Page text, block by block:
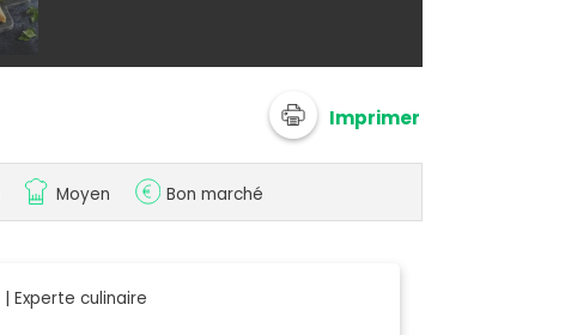
Imprimer
Moyen Bon marché
| Experte culinaire